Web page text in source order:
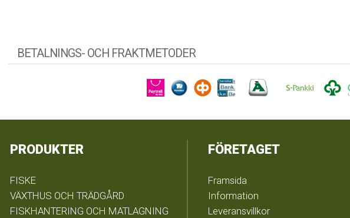
BETALNINGS- OCH FRAKTMETODER
PRODUKTER
FISKE
VÄXTHUS OCH TRÄDGÅRD
FISKHANTERING OCH MATLAGNING
FÖRETAGET
Framsida
Information
Leveransvillkor